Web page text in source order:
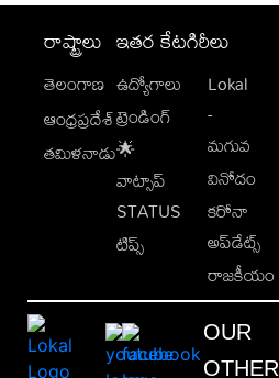
రాష్ట్రాలు
తెలంగాణ
ఆంధ్రప్రదేశ్
తమిళనాడు
ఇతర కేటగిరీలు
ఉద్యోగాలు
ట్రెండింగ్
🌟
వాట్సాప్
STATUS
టిప్స్
Lokal
-
మగువ
వినోదం
కరోనా
అప్‌డేట్స్
రాజకీయం
OUR
OTHER